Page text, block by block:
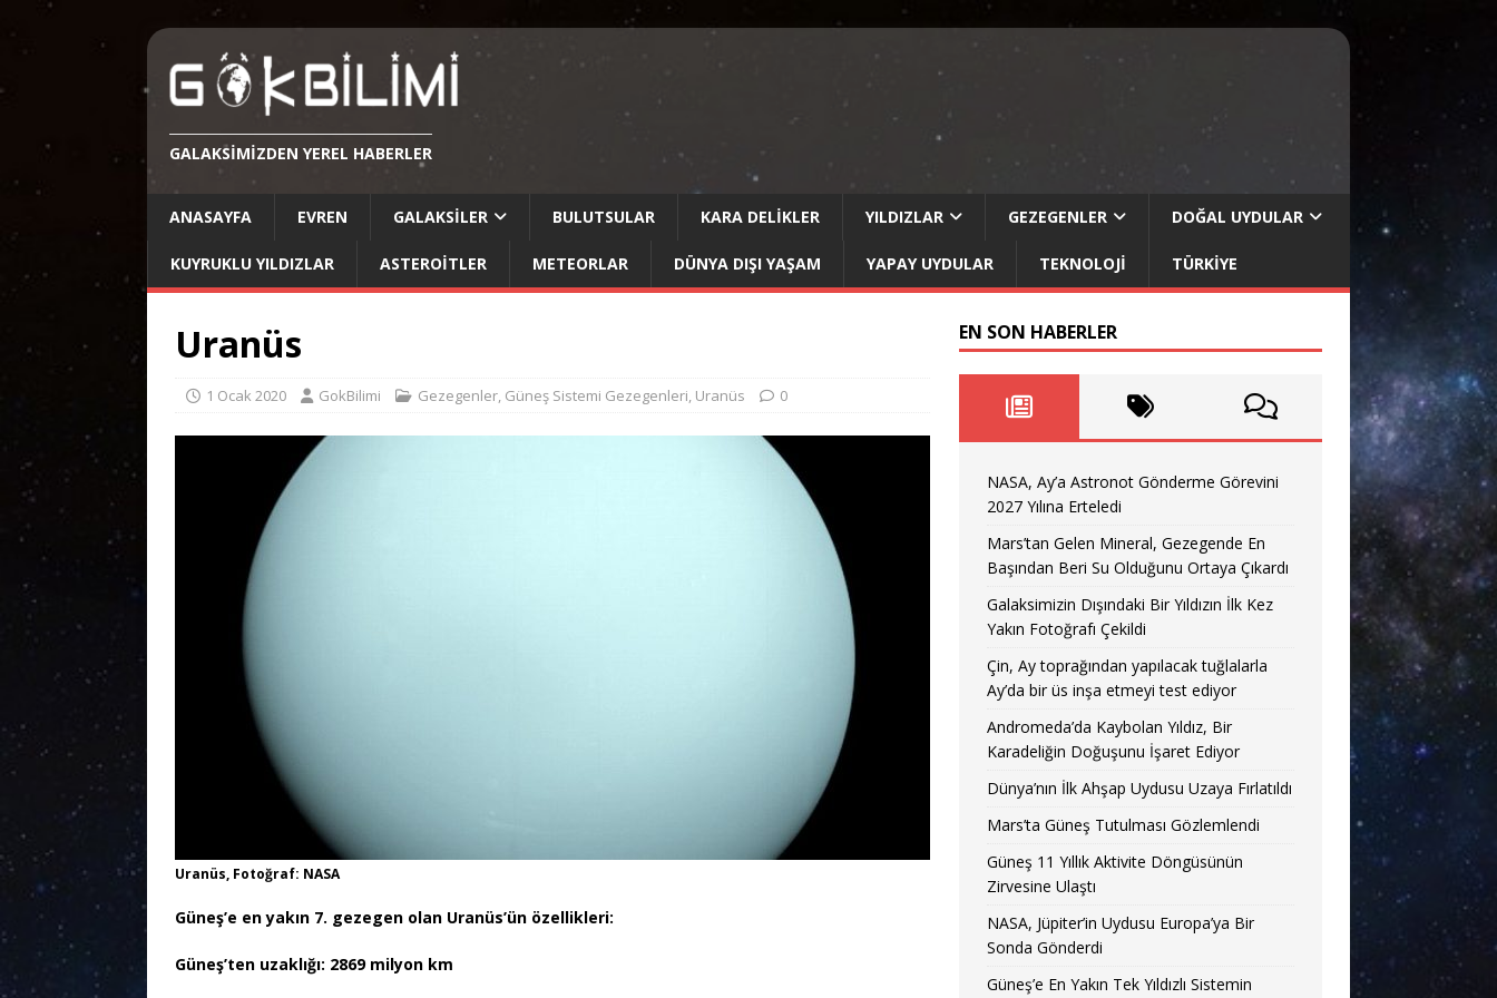
GALAKSIMIZDEN YEREL HABERLER
ANASAYFA EVREN GALAKSILER BULUTSULAR KARA DELIKLER YILDIZLAR GEZEGENLER DOĞAL UYDULAR
KUYRUKLU YILDIZLAR ASTEROITLER METEORLAR DÜNYA DIŞI YAŞAM YAPAY UYDULAR TEKNOLOJI TÜRKIYE
Uranüs
1 Ocak 2020 GokBilimi Gezegenler, Güneş Sistemi Gezegenleri, Uranüs 0
Uranüs, Fotoğraf: NASA
Güneş’e en yakın 7. gezegen olan Uranüs’ün özellikleri:
Güneş’ten uzaklığı: 2869 milyon km
EN SON HABERLER
NASA, Ay’a Astronot Gönderme Görevini
2027 Yılına Erteledi
Mars’tan Gelen Mineral, Gezegende En
Başından Beri Su Olduğunu Ortaya Çıkardı
Galaksimizin Dışındaki Bir Yıldızın İlk Kez
Yakın Fotoğrafı Çekildi
Çin, Ay toprağından yapılacak tuğlalarla
Ay’da bir üs inşa etmeyi test ediyor
Andromeda’da Kaybolan Yıldız, Bir
Karadeliğin Doğuşunu İşaret Ediyor
Dünya’nın İlk Ahşap Uydusu Uzaya Fırlatıldı
Mars’ta Güneş Tutulması Gözlemlendi
Güneş 11 Yıllık Aktivite Döngüsünün
Zirvesine Ulaştı
NASA, Jüpiter’in Uydusu Europa’ya Bir
Sonda Gönderdi
Güneş’e En Yakın Tek Yıldızlı Sistemin